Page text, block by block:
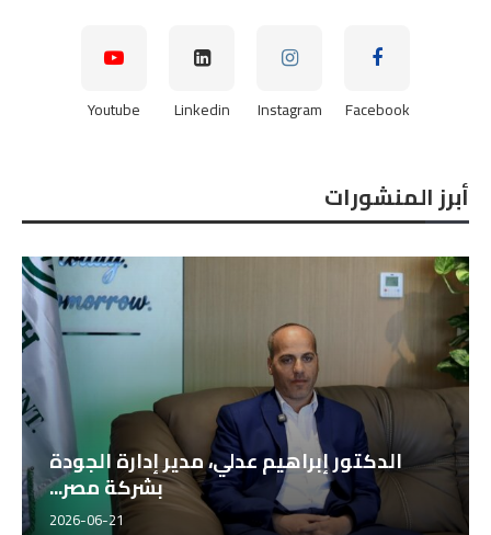
Facebook
Instagram
Linkedin
Youtube
أبرز المنشورات
الدكتور إبراهيم عدلي، مدير إدارة الجودة
بشركة مصر...
2026-06-21